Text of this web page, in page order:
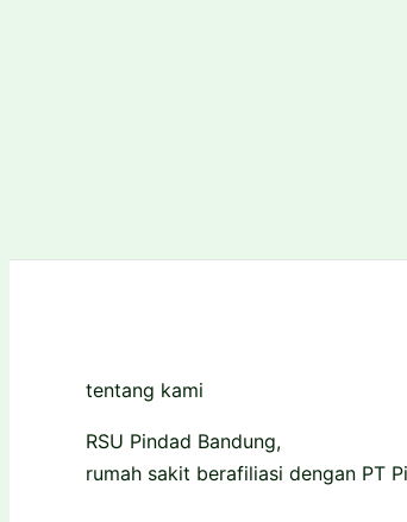
tentang kami
RSU Pindad Bandung,
rumah sakit berafiliasi dengan PT